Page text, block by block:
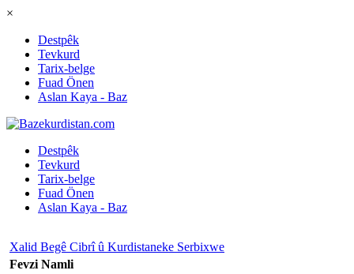
×
Destpêk
Tevkurd
Tarix-belge
Fuad Önen
Aslan Kaya - Baz
Destpêk
Tevkurd
Tarix-belge
Fuad Önen
Aslan Kaya - Baz
Xalid Begê Cibrî û Kurdistaneke Serbixwe
Fevzi Namli